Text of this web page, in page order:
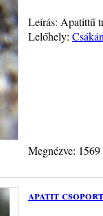
Leírás: Apatittű
Lelőhely:
Megnézve:
apatit csoport